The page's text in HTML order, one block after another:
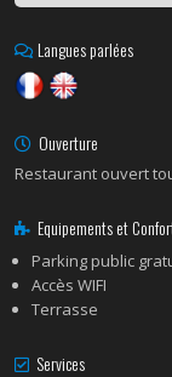
Langues parlées
Ouverture
Restaurant ouvert
Equipements et
Parking public
Accès WIFI
Terrasse
Services